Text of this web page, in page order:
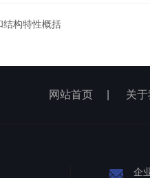
结构特性概括
网站首页 关
企